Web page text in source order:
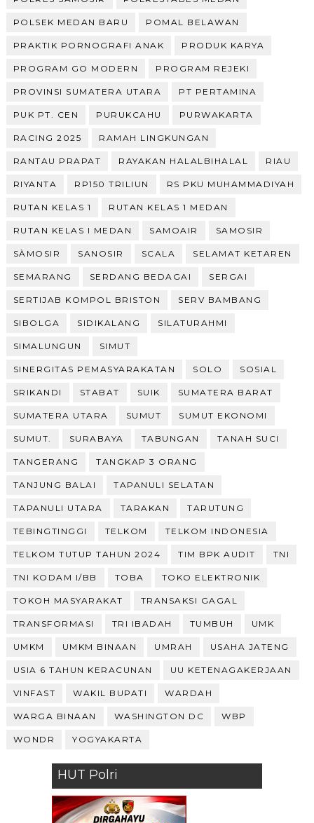
POLSEK MEDAN BARU POMAL BELAWAN
PRAKTIK PORNOGRAFI ANAK PRODUK KARYA
PROGRAM GO MODERN PROGRAM REJEKI
PROVINSI SUMATERA UTARA PT PERTAMINA
PUK PT. CEN PURUKCAHU PURWAKARTA
RACING 2025 RAMAH LINGKUNGAN
RANTAU PRAPAT RAYAKAN HALALBIHALAL RIAU
RIYANTA RP150 TRILIUN RS PKU MUHAMMADIYAH
RUTAN KELAS 1 RUTAN KELAS 1 MEDAN
RUTAN KELAS I MEDAN SAMOAIR SAMOSIR
SÀMOSIR SANOSIR SCALA SELAMAT KETAREN
SEMARANG SERDANG BEDAGAI SERGAI
SERTIJAB KOMPOL BRISTON SERV BAMBANG
SIBOLGA SIDIKALANG SILATURAHMI
SIMALUNGUN SIMUT
SINERGITAS PEMASYARAKATAN SOLO SOSIAL
SRIKANDI STABAT SUIK SUMATERA BARAT
SUMATERA UTARA SUMUT SUMUT EKONOMI
SUMUT. SURABAYA TABUNGAN TANAH SUCI
TANGERANG TANGKAP 3 ORANG
TANJUNG BALAI TAPANULI SELATAN
TAPANULI UTARA TARAKAN TARUTUNG
TEBINGTINGGI TELKOM TELKOM INDONESIA
TELKOM TUTUP TAHUN 2024 TIM BPK AUDIT TNI
TNI KODAM I/BB TOBA TOKO ELEKTRONIK
TOKOH MASYARAKAT TRANSAKSI GAGAL
TRANSFORMASI TRI IBADAH TUMBUH UMK
UMKM UMKM BINAAN UMRAH USAHA JATENG
USIA 6 TAHUN KERACUNAN UU KETENAGAKERJAAN
VINFAST WAKIL BUPATI WARDAH
WARGA BINAAN WASHINGTON DC WBP
WONDR YOGYAKARTA
HUT Polri